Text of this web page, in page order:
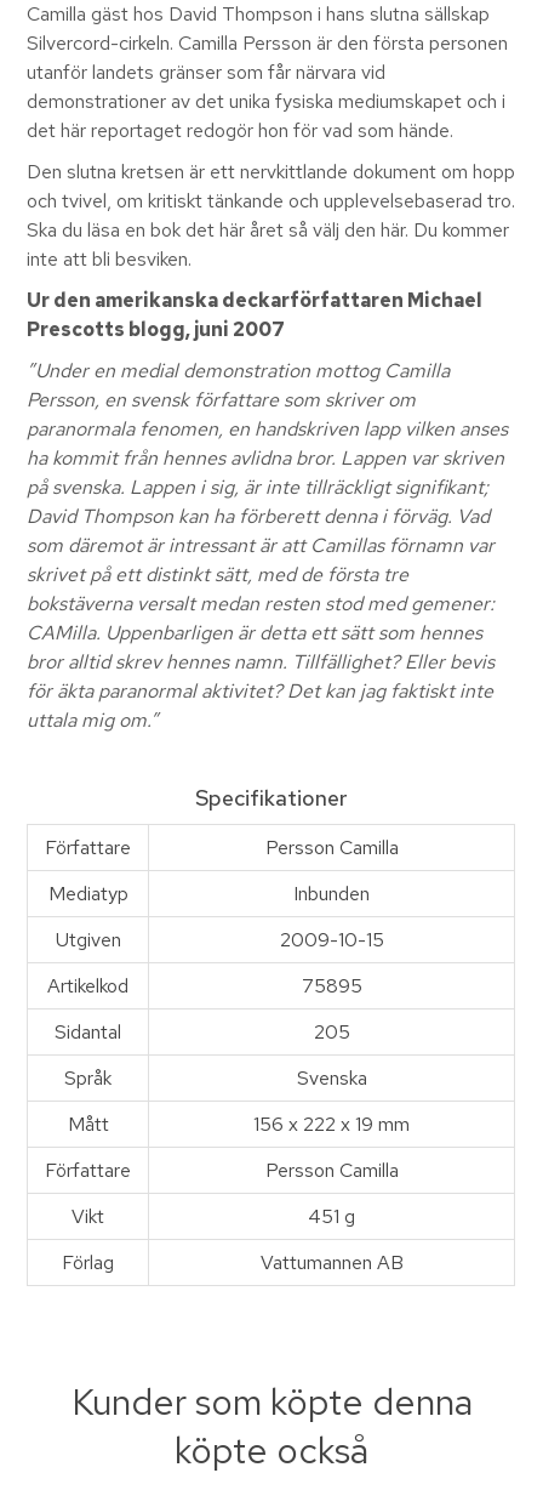
Camilla gäst hos David Thompson i hans slutna sällskap
Silvercord-cirkeln. Camilla Persson är den första personen
utanför landets gränser som får närvara vid
demonstrationer av det unika fysiska mediumskapet och i
det här reportaget redogör hon för vad som hände.
Den slutna kretsen är ett nervkittlande dokument om hopp
och tvivel, om kritiskt tänkande och upplevelsebaserad tro.
Ska du läsa en bok det här året så välj den här. Du kommer
inte att bli besviken.
Ur den amerikanska deckarförfattaren Michael
Prescotts blogg, juni 2007
”Under en medial demonstration mottog Camilla
Persson, en svensk författare som skriver om
paranormala fenomen, en handskriven lapp vilken anses
ha kommit från hennes avlidna bror. Lappen var skriven
på svenska. Lappen i sig, är inte tillräckligt signifikant;
David Thompson kan ha förberett denna i förväg. Vad
som däremot är intressant är att Camillas förnamn var
skrivet på ett distinkt sätt, med de första tre
bokstäverna versalt medan resten stod med gemener:
CAMilla. Uppenbarligen är detta ett sätt som hennes
bror alltid skrev hennes namn. Tillfällighet? Eller bevis
för äkta paranormal aktivitet? Det kan jag faktiskt inte
uttala mig om.”
Specifikationer
Författare
Persson Camilla
Mediatyp
Inbunden
Utgiven
2009-10-15
Artikelkod
75895
Sidantal
205
Språk
Svenska
Mått
156 x 222 x 19 mm
Författare
Persson Camilla
Vikt
451 g
Förlag
Vattumannen AB
Kunder som köpte denna
köpte också